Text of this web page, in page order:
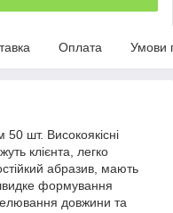
Оплата Умови
шт. Високоякісні
клієнта, легко
абразив, мають
формування
довжини та